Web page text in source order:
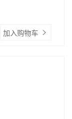
加入购物车